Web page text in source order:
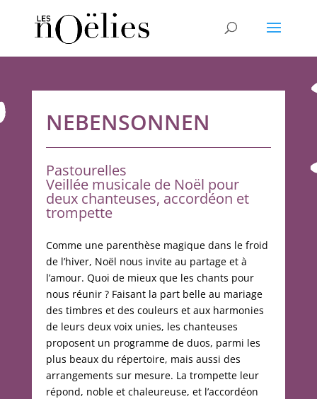
NEBENSONNEN
Pastourelles
Veillée musicale de Noël pour
deux chanteuses, accordéon et
trompette
Comme une parenthèse magique dans le froid
de l’hiver, Noël nous invite au partage et à
l’amour. Quoi de mieux que les chants pour
nous réunir ? Faisant la part belle au mariage
des timbres et des couleurs et aux harmonies
de leurs deux voix unies, les chanteuses
proposent un programme de duos, parmi les
plus beaux du répertoire, mais aussi des
arrangements sur mesure. La trompette leur
répond, noble et chaleureuse, et l’accordéon